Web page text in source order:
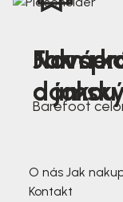
Nová
Jak
a
Barefoot
O nás Jak
Kontakt